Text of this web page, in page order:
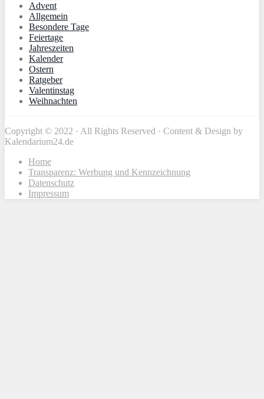
Advent
Allgemein
Besondere Tage
Feiertage
Jahreszeiten
Kalender
Ostern
Ratgeber
Valentinstag
Weihnachten
Copyright © 2022 · All Rights Reserved · Content & Design by
Kalendarium24.de
Home
Transparenz: Werbung und Kennzeichnung
Datenschutz
Impressum